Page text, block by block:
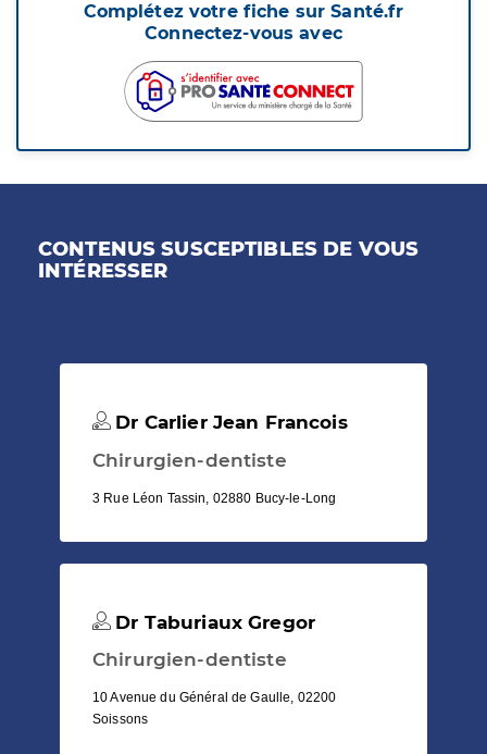
Complétez votre fiche sur Santé.fr
Connectez-vous avec
CONTENUS SUSCEPTIBLES DE VOUS
INTÉRESSER
Dr Carlier Jean Francois
Chirurgien-dentiste
3 Rue Léon Tassin, 02880 Bucy-le-Long
Dr Taburiaux Gregor
Chirurgien-dentiste
10 Avenue du Général de Gaulle, 02200
Soissons